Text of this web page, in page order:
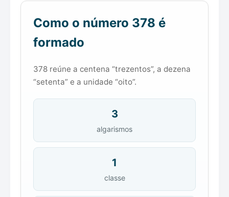
Como o número 378 é
formado
378 reúne a centena “trezentos”, a dezena
“setenta” e a unidade “oito”.
3
algarismos
1
classe